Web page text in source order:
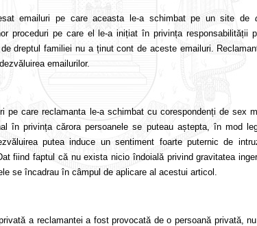
emailuri pe care aceasta le-a schimbat pe un site de
proceduri pe care el le-a inițiat în privința responsabilității
dreptul familiei nu a ținut cont de aceste emailuri.
emailurilor.
pe care reclamanta le-a schimbat cu corespondenți de sex
în privința cărora persoanele se puteau aștepta, în mod
putea induce un sentiment foarte puternic de
fiind faptul că nu exista nicio îndoială privind gravitatea
se încadrau în câmpul de aplicare al acestui articol.
a reclamantei a fost provocată de o persoană privată,